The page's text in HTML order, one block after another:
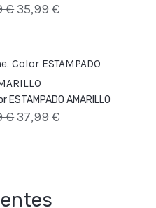
€35,99 €
ESTAMPADO AMARILLO
€37,99 €